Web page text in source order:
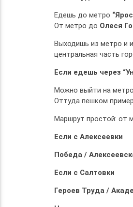
Едешь до метро
От метро до Олеся
Выходишь из метро и
центральная часть
Если едешь через
Можно выйти на метро
Оттуда пешком
Маршрут простой: от
Если с Алексеевки
Победа /
Если с Салтовки
Героев Труда /